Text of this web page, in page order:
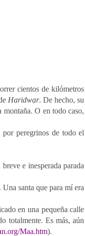
cientos de kilómetros
Haridwar. De hecho, su
O en todo caso,
peregrinos de todo el
e inesperada parada
santa que para mí era
en una pequeña calle
totalmente. Es más, aún
Maa.htm).